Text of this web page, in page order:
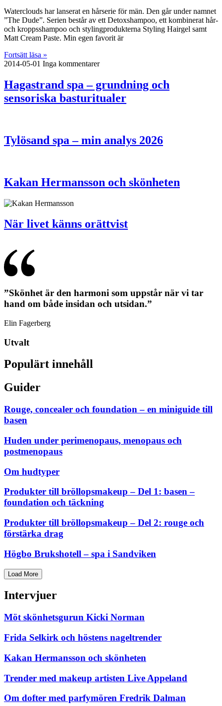
Waterclouds har lanserat en hårserie för män. Den går under namnet
”The Dude”. Serien består av ett Detoxshampoo, ett kombinerat hår-
och kroppsshampoo och stylingprodukterna Styling Hairgel samt
Matt Cream Paste. Min egen favorit är
Fortsätt läsa »
2014-05-01 Inga kommentarer
Hagastrand spa – grundning och
sensoriska basturitualer
Tylösand spa – min analys 2026
Kakan Hermansson och skönheten
När livet känns orättvist
”Skönhet är den harmoni som uppstår när vi tar
hand om både insidan och utsidan.”
Elin Fagerberg
Utvalt
Populärt innehåll
Guider
Rouge, concealer och foundation – en miniguide till
basen
Huden under perimenopaus, menopaus och
postmenopaus
Om hudtyper
Produkter till bröllopsmakeup – Del 1: basen –
foundation och täckning
Produkter till bröllopsmakeup – Del 2: rouge och
förstärka drag
Högbo Brukshotell – spa i Sandviken
Load More
Intervjuer
Möt skönhetsgurun Kicki Norman
Frida Selkirk och höstens nageltrender
Kakan Hermansson och skönheten
Trender med makeup artisten Live Appeland
Om dofter med parfymören Fredrik Dalman